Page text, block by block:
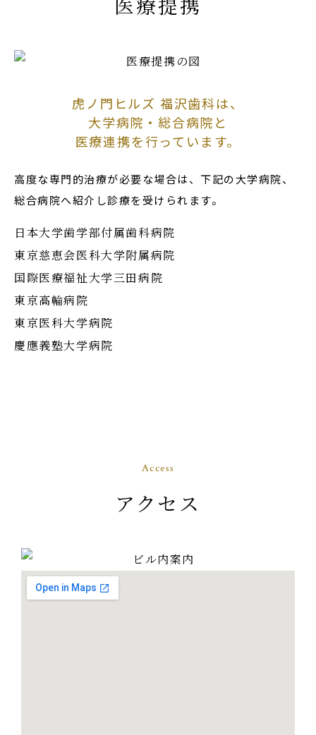
虎ノ門ヒルズ 福沢歯科は、
大学病院・総合病院と
医療連携を行っています。
高度な専門的治療が必要な場合は、下記の大学病院、
総合病院へ紹介し診療を受けられます。
日本大学歯学部付属歯科病院
東京慈恵会医科大学附属病院
国際医療福祉大学三田病院
東京高輪病院
東京医科大学病院
慶應義塾大学病院
Access
アクセス